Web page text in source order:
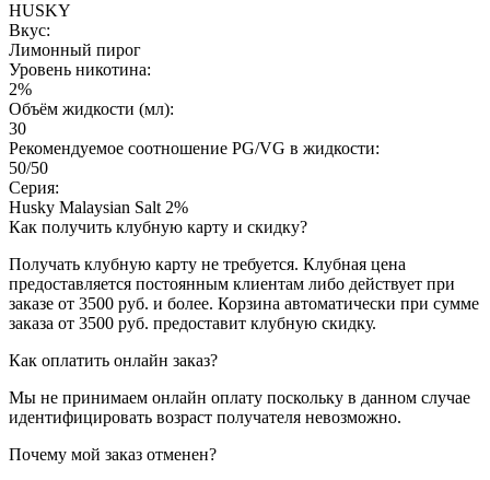
HUSKY
Вкус:
Лимонный пирог
Уровень никотина:
2%
Объём жидкости (мл):
30
Рекомендуемое соотношение PG/VG в жидкости:
50/50
Серия:
Husky Malaysian Salt 2%
Как получить клубную карту и скидку?
Получать клубную карту не требуется. Клубная цена
предоставляется постоянным клиентам либо действует при
заказе от 3500 руб. и более. Корзина автоматически при сумме
заказа от 3500 руб. предоставит клубную скидку.
Как оплатить онлайн заказ?
Мы не принимаем онлайн оплату поскольку в данном случае
идентифицировать возраст получателя невозможно.
Почему мой заказ отменен?